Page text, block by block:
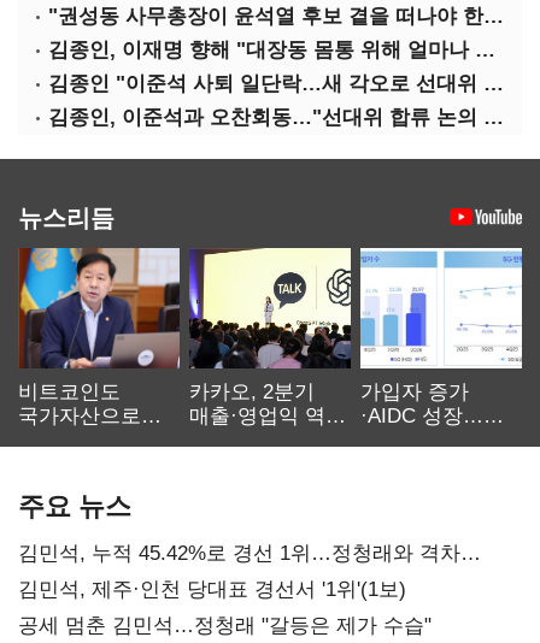
"권성동 사무총장이 윤석열 후보 곁을 떠나야 한다"
김종인, 이재명 향해 "대장동 몸통 위해 얼마나 죽어야 하나"
김종인 "이준석 사퇴 일단락…새 각오로 선대위 꾸리겠다"
김종인, 이준석과 오찬회동…"선대위 합류 논의 없었다"(종합)
뉴스리듬
비트코인도
국가자산으로…'
카카오, 2분기
매출·영업익 역대
가입자 증가
·AIDC 성장…
주요 뉴스
김민석, 누적 45.42%로 경선 1위…정청래와 격차
0.86%p(2보)
김민석, 제주·인천 당대표 경선서 '1위'(1보)
공세 멈춘 김민석…정청래 "갈등은 제가 수습"